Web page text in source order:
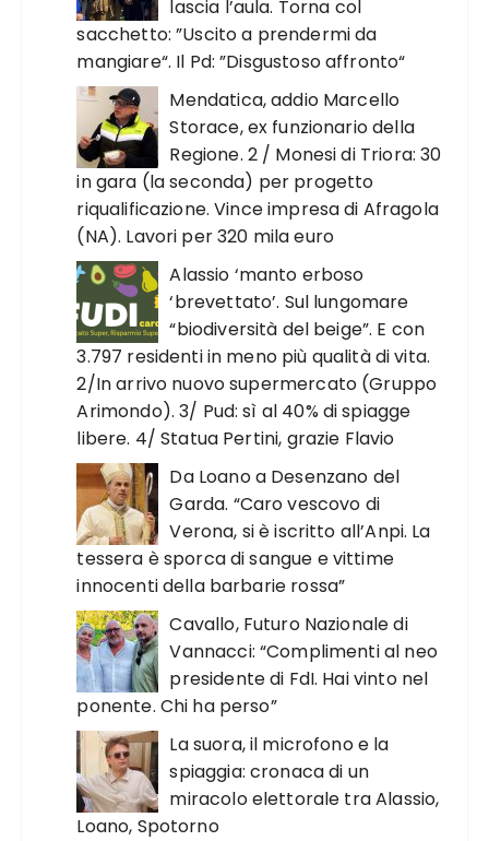
lascia l’aula. Torna col
sacchetto: ”Uscito a prendermi da
mangiare“. Il Pd: ”Disgustoso affronto“
Mendatica, addio Marcello
Storace, ex funzionario della
Regione. 2 / Monesi di Triora: 30
in gara (la seconda) per progetto
riqualificazione. Vince impresa di Afragola
(NA). Lavori per 320 mila euro
Alassio ‘manto erboso
‘brevettato’. Sul lungomare
“biodiversità del beige”. E con
3.797 residenti in meno più qualità di vita.
2/In arrivo nuovo supermercato (Gruppo
Arimondo). 3/ Pud: sì al 40% di spiagge
libere. 4/ Statua Pertini, grazie Flavio
Da Loano a Desenzano del
Garda. “Caro vescovo di
Verona, si è iscritto all’Anpi. La
tessera è sporca di sangue e vittime
innocenti della barbarie rossa”
Cavallo, Futuro Nazionale di
Vannacci: “Complimenti al neo
presidente di FdI. Hai vinto nel
ponente. Chi ha perso”
La suora, il microfono e la
spiaggia: cronaca di un
miracolo elettorale tra Alassio,
Loano, Spotorno